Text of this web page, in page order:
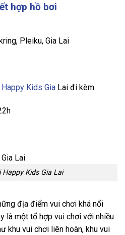
hợp hồ bơi
Pleiku, Gia Lai
Kids Gia Lai đi kèm.
Happy Kids Gia Lai
địa điểm vui chơi khá nổi
là một tổ hợp vui chơi với nhiều
khu vui chơi liên hoàn, khu vui